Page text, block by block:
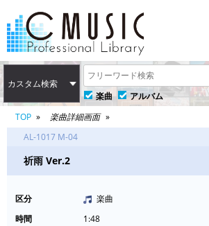
カスタム検索
楽曲
アルバム
TOP
楽曲詳細画面
AL-1017 M-04
祈雨 Ver.2
区分
楽曲
時間
1:48